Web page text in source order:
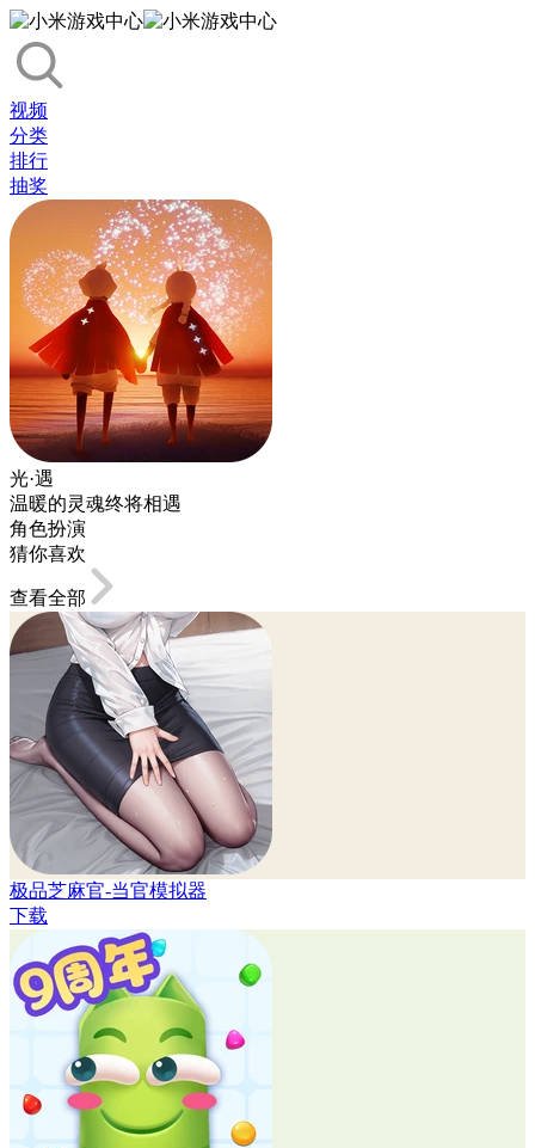
视频
分类
排行
抽奖
光·遇
温暖的灵魂终将相遇
角色扮演
猜你喜欢
查看全部
极品芝麻官-当官模拟器
下载